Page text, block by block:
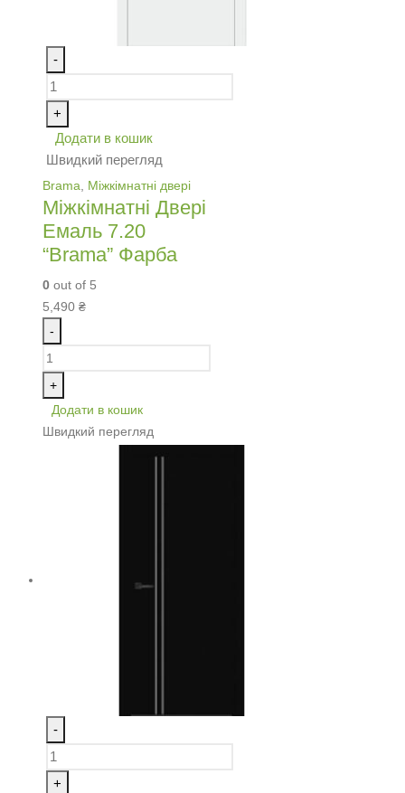
-
+
Додати в кошик
Швидкий перегляд
Brama Міжкімнатні двері
Міжкімнатні Двері
Емаль 7.20
“Brama” Фарба
0 out of 5
5,490 ₴
-
+
Додати в кошик
Швидкий перегляд
-
+